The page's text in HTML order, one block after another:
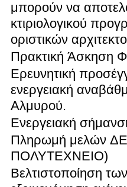
μπορούν να
κτιριολογικού
οριστικών
Πρακτική Άσκηση
Ερευνητική
ενεργειακή
Αλμυρού.
Ενεργειακή
Πληρωμή μελών
ΠΟΛΥΤΕΧΝΕΙΟ)
Βελτιστοποίηση